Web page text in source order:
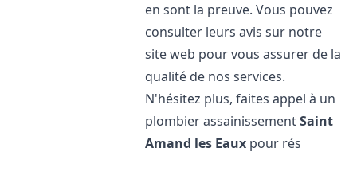
en sont la preuve. Vous pouvez
consulter leurs avis sur notre
site web pour vous assurer de la
qualité de nos services.
N'hésitez plus, faites appel à un
plombier assainissementSaint
Amand les Eaux pour rés